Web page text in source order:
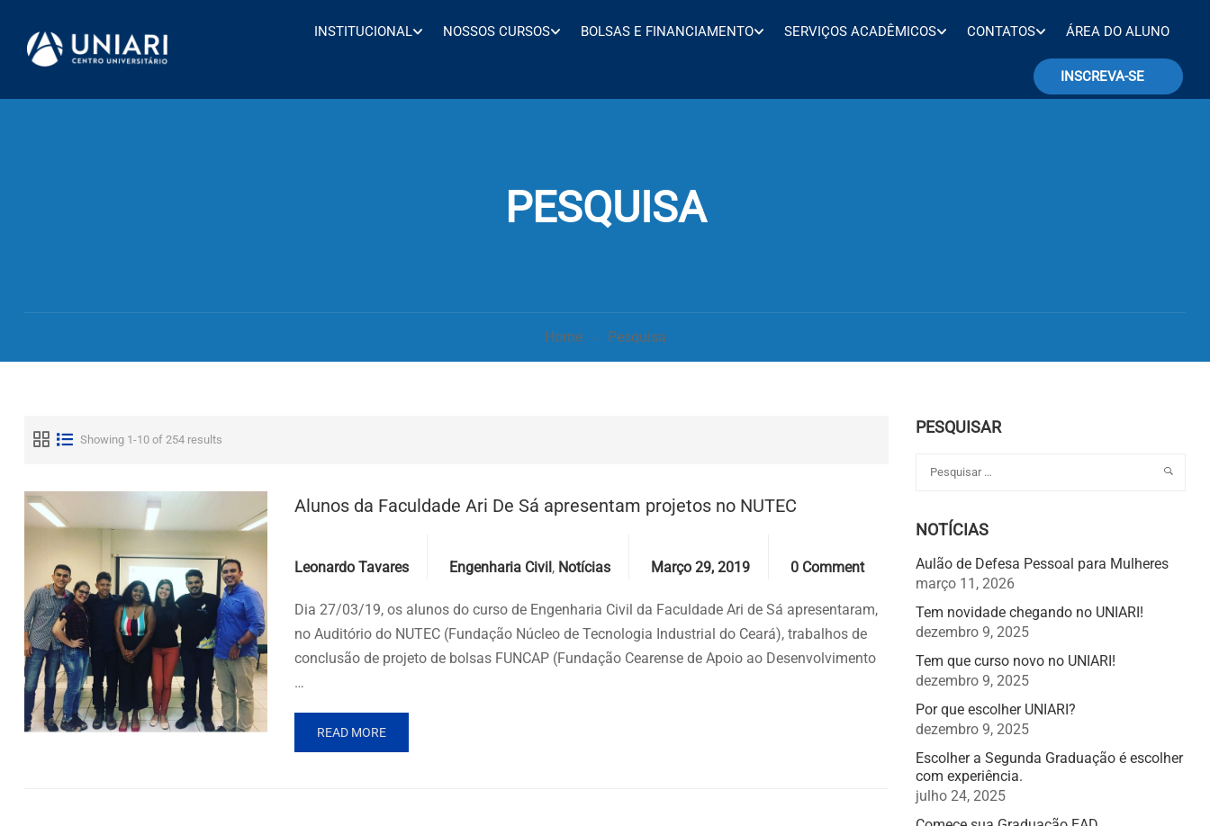
INSTITUCIONAL NOSSOS CURSOS BOLSAS E FINANCIAMENTO SERVIÇOS ACADÊMICOS CONTATOS ÁREA DO ALUNO
INSCREVA-SE
PESQUISA
Home Pesquisa
Showing 1-10 of 254 results
Alunos da Faculdade Ari De Sá apresentam projetos no NUTEC
Leonardo Tavares Engenharia Civil, Notícias Março 29, 2019 0 Comment
Dia 27/03/19, os alunos do curso de Engenharia Civil da Faculdade Ari de Sá apresentaram,
no Auditório do NUTEC (Fundação Núcleo de Tecnologia Industrial do Ceará), trabalhos de
conclusão de projeto de bolsas FUNCAP (Fundação Cearense de Apoio ao Desenvolvimento
…
READ MORE
PESQUISAR
NOTÍCIAS
Aulão de Defesa Pessoal para Mulheres
março 11, 2026
Tem novidade chegando no UNIARI!
dezembro 9, 2025
Tem que curso novo no UNIARI!
dezembro 9, 2025
Por que escolher UNIARI?
dezembro 9, 2025
Escolher a Segunda Graduação é escolher
com experiência.
julho 24, 2025